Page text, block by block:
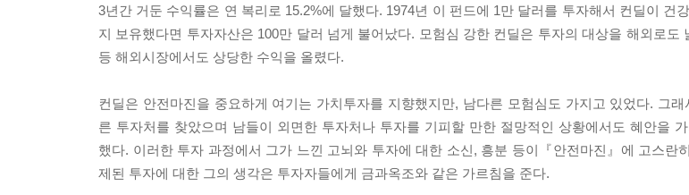
3년간 거둔 수익률은 연 복리로 15.2%에 달했다. 1974년 이 펀드에 1만 달러를 투자해서 컨딜이 건
지 보유했다면 투자자산은 100만 달러 넘게 불어났다. 모험심 강한 컨딜은 투자의 대상을 해외로도
등 해외시장에서도 상당한 수익을 올렸다.
컨딜은 안전마진을 중요하게 여기는 가치투자를 지향했지만, 남다른 모험심도 가지고 있었다. 그
른 투자처를 찾았으며 남들이 외면한 투자처나 투자를 기피할 만한 절망적인 상황에서도 혜안을
했다. 이러한 투자 과정에서 그가 느낀 고뇌와 투자에 대한 소신, 흥분 등이『안전마진』에 고스란
제된 투자에 대한 그의 생각은 투자자들에게 금과옥조와 같은 가르침을 준다.